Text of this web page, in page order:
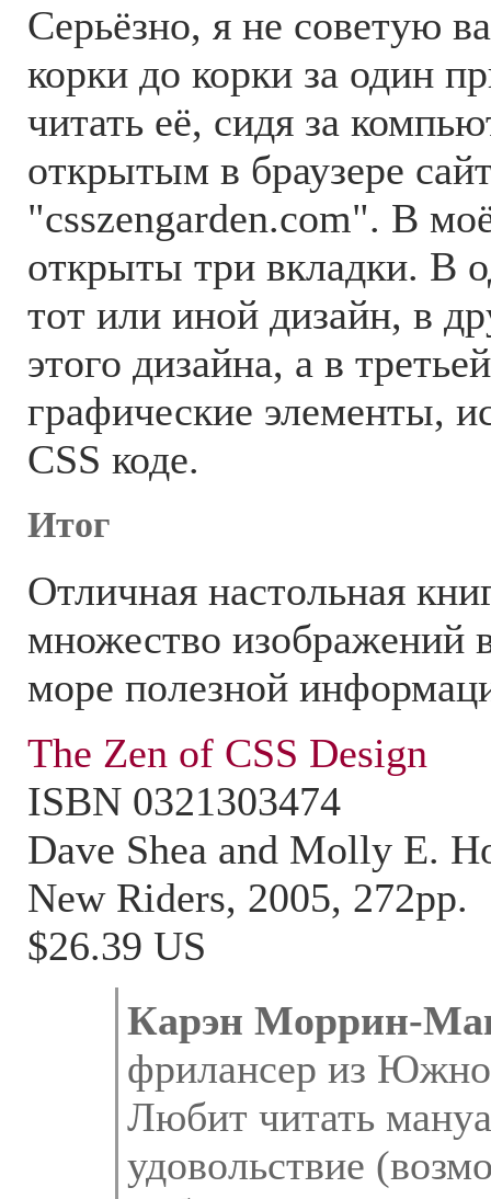
Серьёзно, я не советую
корки до корки за один
читать её, сидя за
открытым в браузере
"csszengarden.com". В
открыты три вкладки. В
тот или иной дизайн, в
этого дизайна, а в
графические элементы,
CSS коде.
Итог
Отличная настольная
множество изображений
море полезной
The Zen of CSS Design
ISBN 0321303474
Dave Shea and Molly E.
New Riders, 2005, 272pp.
$26.39 US
Карэн Моррин-
фрилансер из
Любит читать
удовольствие